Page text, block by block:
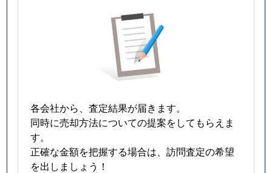
各会社から、査定結果が届きます。
同時に売却方法についての提案をしてもらえま
す。
正確な金額を把握する場合は、訪問査定の希望
を出しましょう！